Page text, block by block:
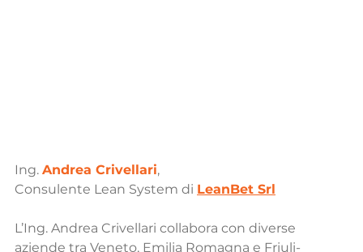
Ing. Andrea Crivellari,
Consulente Lean System di LeanBet Srl
L’Ing. Andrea Crivellari collabora con diverse
aziende tra Veneto, Emilia Romagna e Friuli-